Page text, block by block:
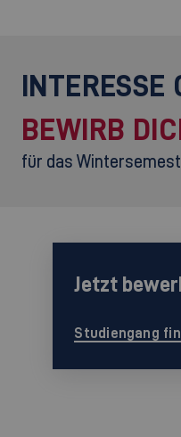
INTERESSE
BEWIRB
für das
Jetzt
Studiengang